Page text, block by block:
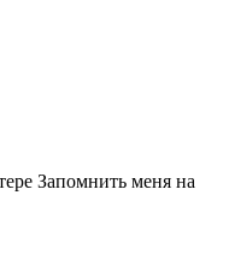
Запомнить меня на